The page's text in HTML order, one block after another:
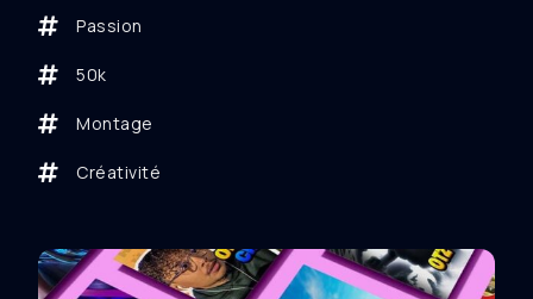
Passion
50k
Montage
Créativité